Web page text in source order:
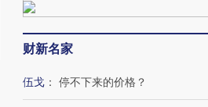
财新名家
伍戈 ： 停不下来的价格？